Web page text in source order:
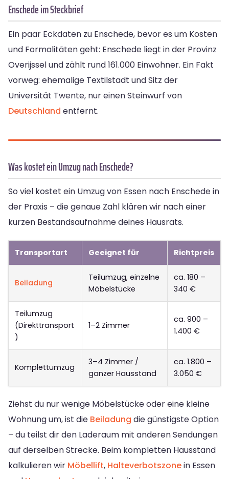
Enschede im Steckbrief
Ein paar Eckdaten zu Enschede, bevor es um Kosten
und Formalitäten geht: Enschede liegt in der Provinz
Overijssel und zählt rund 161.000 Einwohner. Ein Fakt
vorweg: ehemalige Textilstadt und Sitz der
Universität Twente, nur einen Steinwurf von
Deutschland entfernt.
Was kostet ein Umzug nach Enschede?
So viel kostet ein Umzug von Essen nach Enschede in
der Praxis – die genaue Zahl klären wir nach einer
kurzen Bestandsaufnahme deines Hausrats.
Transportart Geeignet für Richtpreis
Beiladung
Teilumzug, einzelne
Möbelstücke
ca. 180 –
340 €
Teilumzug
(Direkttransport
)
1–2 Zimmer
ca. 900 –
1.400 €
Komplettumzug
3–4 Zimmer /
ganzer Hausstand
ca. 1.800 –
3.050 €
Ziehst du nur wenige Möbelstücke oder eine kleine
Wohnung um, ist die Beiladung die günstigste Option
– du teilst dir den Laderaum mit anderen Sendungen
auf derselben Strecke. Beim kompletten Hausstand
kalkulieren wir Möbellift, Halteverbotszonein Essen